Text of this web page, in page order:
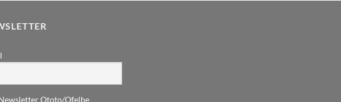
Ototo/Ofelbe